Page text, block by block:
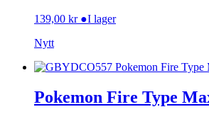
139,00 kr ●I lager
Nytt
Pokemon Fire Type